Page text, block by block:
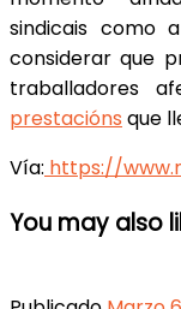
sindicais como a
considerar que
traballadores
prestacións que
Vía: https://
You may also